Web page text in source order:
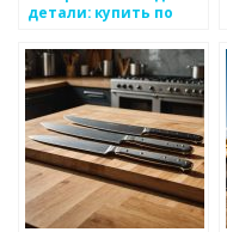
детали: купить по
производителя для
надежных оснований